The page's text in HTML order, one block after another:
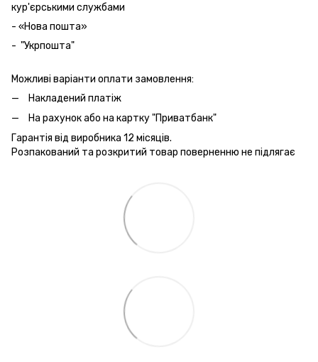
кур'єрськими службами
- «Нова пошта»
- "Укрпошта"
Можливі варіанти оплати замовлення:
Накладений платіж
На рахунок або на картку "Приватбанк"
Гарантія від виробника 12 місяців.
Розпакований та розкритий товар поверненню не підлягає